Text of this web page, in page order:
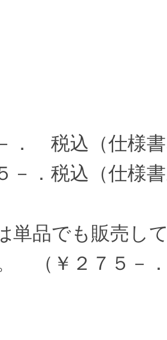
． 税込（仕様
－．税込（仕様
単品でも販売し
（￥２７５－